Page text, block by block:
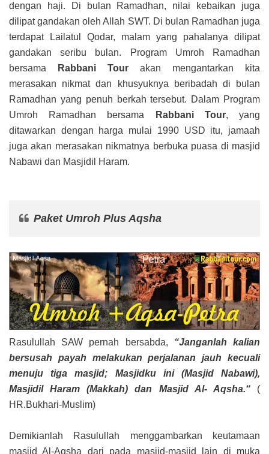
dengan haji. Di bulan Ramadhan, nilai kebaikan juga
dilipat gandakan oleh Allah SWT. Di bulan Ramadhan juga
terdapat Lailatul Qodar, malam yang pahalanya dilipat
gandakan seribu bulan. Program Umroh Ramadhan
bersama
Rabbani Tour akan mengantarkan kita
merasakan nikmat dan khusyuknya beribadah di bulan
Ramadhan yang penuh berkah tersebut. Dalam Program
Umroh Ramadhan bersama
Rabbani Tour, yang
ditawarkan dengan harga mulai 1990 USD itu, jamaah
juga akan merasakan nikmatnya berbuka puasa di masjid
Nabawi dan Masjidil Haram.
Paket Umroh Plus Aqsha
Rasulullah SAW pernah bersabda, “Janganlah kalian
bersusah payah melakukan perjalanan jauh kecuali
menuju tiga masjid; Masjidku ini (Masjid Nabawi),
Masjidil Haram (Makkah) dan Masjid Al- Aqsha.“(
HR.Bukhari-Muslim)
Demikianlah Rasulullah menggambarkan keutamaan
masjid Al-Aqsha dari pada masjid-masjid lain di muka